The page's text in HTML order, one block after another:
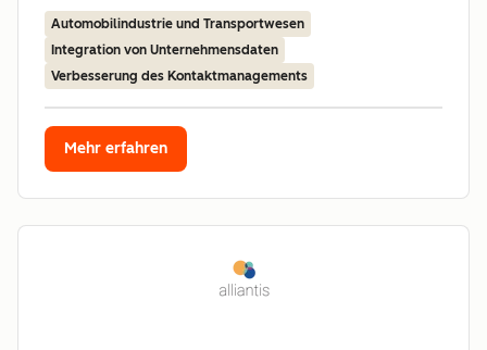
Automobilindustrie und Transportwesen
Integration von Unternehmensdaten
Verbesserung des Kontaktmanagements
Mehr erfahren